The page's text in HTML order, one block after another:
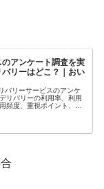
アンケート調査を実
リーはどこ？｜おい
バリーサービスのアンケ
リバリーの利用率、利用
頻度、重視ポイント、満